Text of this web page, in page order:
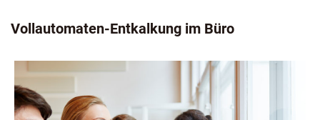
Vollautomaten-Entkalkung im Büro